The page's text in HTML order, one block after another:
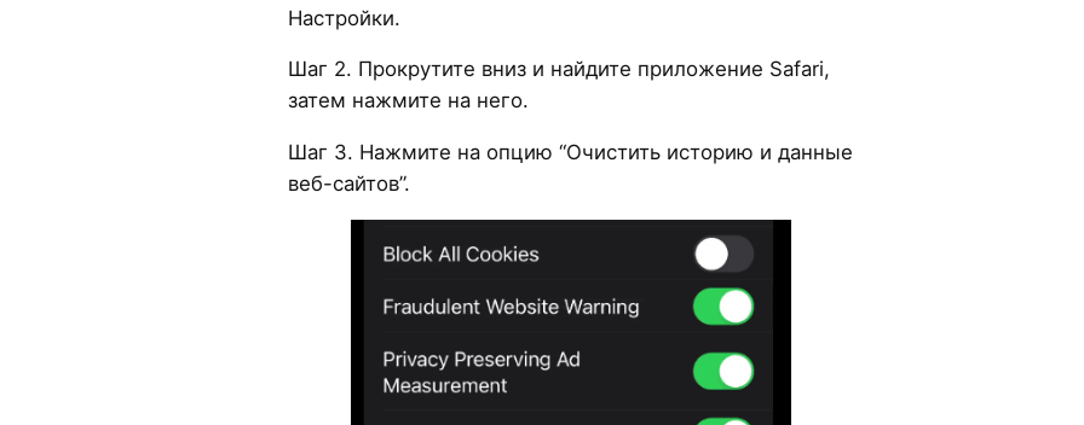
Настройки.
Шаг 2. Прокрутите вниз и найдите приложение Safari,
затем нажмите на него.
Шаг 3. Нажмите на опцию “Очистить историю и данные
веб-сайтов”.